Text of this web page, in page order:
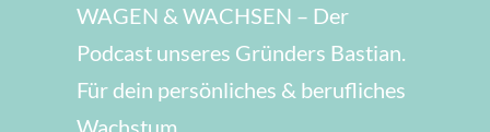
WAGEN & WACHSEN – Der
Podcast unseres Gründers Bastian.
Für dein persönliches & berufliches
Wachstum.